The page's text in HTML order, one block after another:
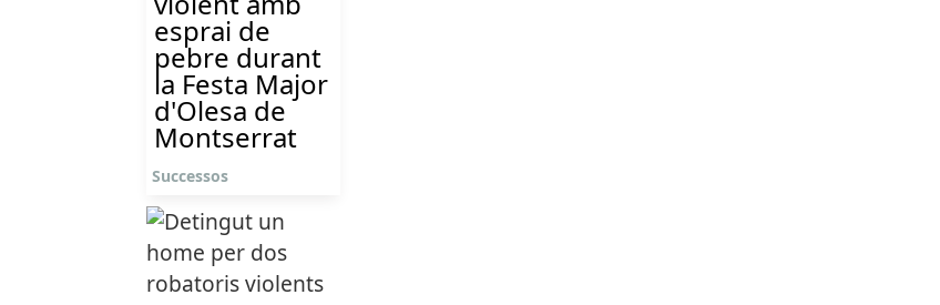
esprai de
pebre durant
la Festa Major
d'Olesa de
Montserrat
Successos